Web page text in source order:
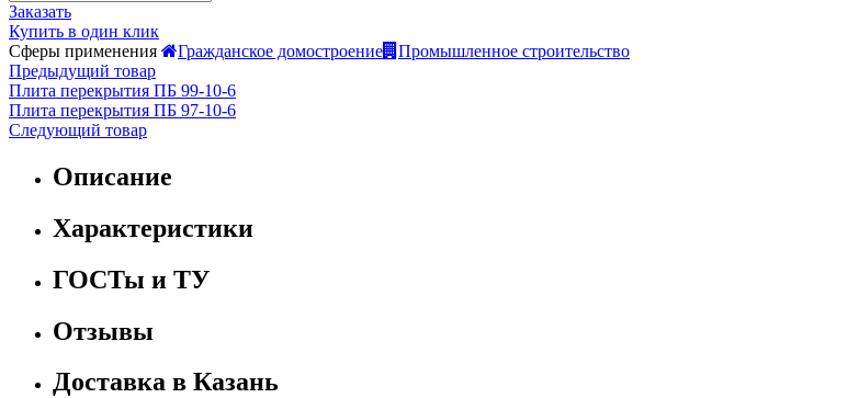
Заказать
Купить в один клик
Сферы применения
Гражданское домостроение
Промышленное строительство
Предыдущий товар
Плита перекрытия ПБ 99-10-6
Плита перекрытия ПБ 97-10-6
Следующий товар
Описание
Характеристики
ГОСТы и ТУ
Отзывы
Доставка в Казань